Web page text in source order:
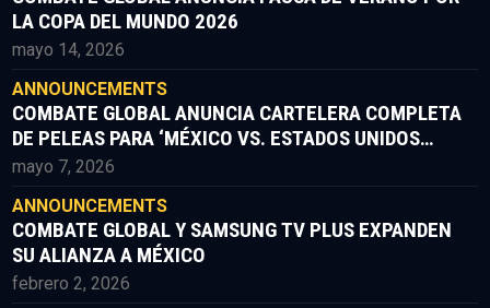
LA COPA DEL MUNDO 2026
mayo 14, 2026
ANNOUNCEMENTS
COMBATE GLOBAL ANUNCIA CARTELERA COMPLETA
DE PELEAS PARA ‘MÉXICO VS. ESTADOS UNIDOS
PARTE II’
mayo 7, 2026
ANNOUNCEMENTS
COMBATE GLOBAL Y SAMSUNG TV PLUS EXPANDEN
SU ALIANZA A MÉXICO
febrero 2, 2026